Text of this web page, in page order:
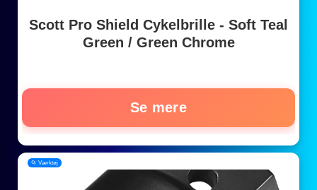
Scott Pro Shield Cykelbrille - Soft Teal
Green / Green Chrome
Se mere
📂 Værktøj